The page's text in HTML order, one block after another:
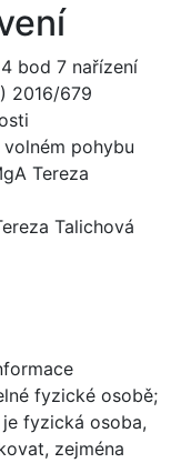
bod 7 nařízení
2016/679
pohybu
Tereza
Talichová
fyzické osobě;
fyzická osoba,
zejména